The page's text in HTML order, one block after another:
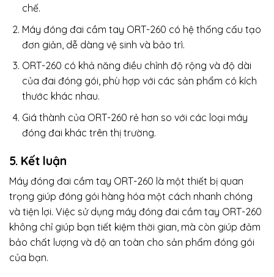
chế.
Máy đóng đai cầm tay ORT-260 có hệ thống cấu tạo
đơn giản, dễ dàng vệ sinh và bảo trì.
ORT-260 có khả năng điều chỉnh độ rộng và độ dài
của đai đóng gói, phù hợp với các sản phẩm có kích
thước khác nhau.
Giá thành của ORT-260 rẻ hơn so với các loại máy
đóng đai khác trên thị trường.
5. Kết luận
Máy đóng đai cầm tay ORT-260 là một thiết bị quan
trọng giúp đóng gói hàng hóa một cách nhanh chóng
và tiện lợi. Việc sử dụng máy đóng đai cầm tay ORT-260
không chỉ giúp bạn tiết kiệm thời gian, mà còn giúp đảm
bảo chất lượng và độ an toàn cho sản phẩm đóng gói
của bạn.